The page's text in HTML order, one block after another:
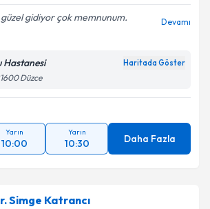
gidiyor çok memnunum.
Devamı
Hastanesi Haritada Göster
Düzce
Yarın
10:00
Yarın
10:30 Daha Fazla
Simge Katrancı